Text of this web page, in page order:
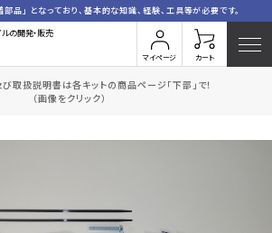
の開発・販売
マイページ カート
品」 となっており、基本的な知識、経験、工具等が必要です。
取扱説明書は各キットの商品ページ「下部」で！
（画像をクリック）
XJR1300-FI